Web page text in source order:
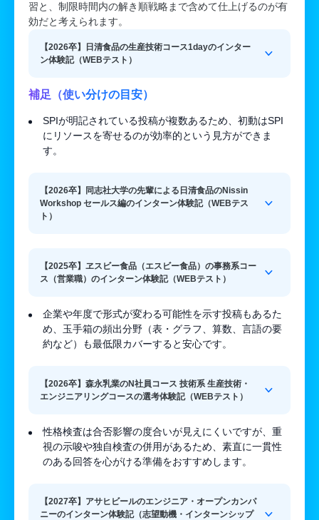
習と、制限時間内の解き順戦略まで含めて仕上げるのが有
効だと考えられます。
【2026卒】日清食品の生産技術コース1dayのインター
ン体験記（WEBテスト）
補足（使い分けの目安）
SPIが明記されている投稿が複数あるため、初動はSPI
にリソースを寄せるのが効率的という見方ができま
す。
【2026卒】同志社大学の先輩による日清食品のNissin
Workshop セールス編のインターン体験記（WEBテス
ト）
【2025卒】ヱスビー食品（エスビー食品）の事務系コー
ス（営業職）のインターン体験記（WEBテスト）
企業や年度で形式が変わる可能性を示す投稿もあるた
め、玉手箱の頻出分野（表・グラフ、算数、言語の要
約など）も最低限カバーすると安心です。
【2026卒】森永乳業のN社員コース 技術系 生産技術・
エンジニアリングコースの選考体験記（WEBテスト）
性格検査は合否影響の度合いが見えにくいですが、重
視の示唆や独自検査の併用があるため、素直に一貫性
のある回答を心がける準備をおすすめします。
【2027卒】アサヒビールのエンジニア・オープンカンパ
ニーのインターン体験記（志望動機・インターンシップ